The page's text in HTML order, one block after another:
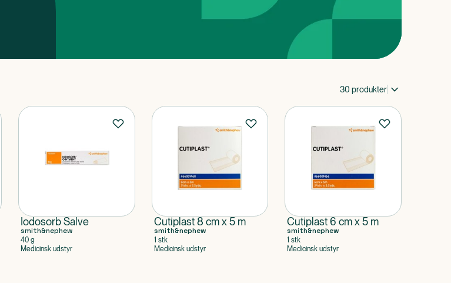
30 produkter
Iodosorb Salve
smith&nephew
40 g
Medicinsk udstyr
Cutiplast 8 cm x 5 m
smith&nephew
1 stk
Medicinsk udstyr
Cutiplast 6 cm x 5 m
smith&nephew
1 stk
Medicinsk udstyr